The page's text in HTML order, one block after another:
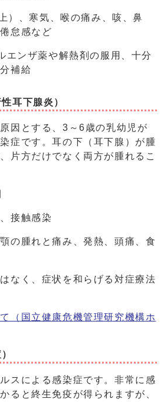
）、寒気、喉の痛み、咳、鼻
怠感など
エンザ薬や解熱剤の服用、十分
補給
耳下腺炎）
因とする、3～6歳の乳幼児が
症です。耳の下（耳下腺）が腫
片方だけでなく両方が腫れるこ
接触感染
の腫れと痛み、発熱、頭痛、食
なく、症状を和らげる対症療法
（国立健康危機管理研究機構ホ
スによる感染症です。非常に感
ると終生免疫が得られますが、